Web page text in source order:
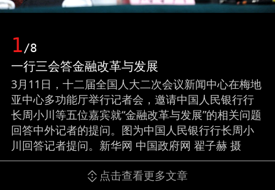
1/8
一行三会答金融改革与发展
3月11日，十二届全国人大二次会议新闻中心在梅地
亚中心多功能厅举行记者会，邀请中国人民银行行
长周小川等五位嘉宾就“金融改革与发展”的相关问题
回答中外记者的提问。图为中国人民银行行长周小
川回答记者提问。新华网 中国政府网 翟子赫 摄
点击查看更多文章